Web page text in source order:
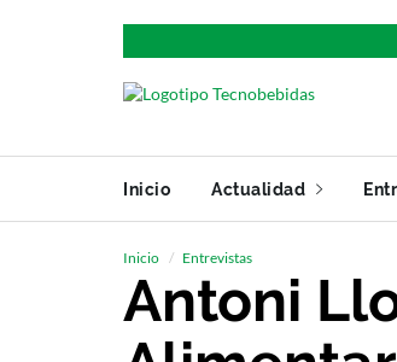
Inicio Actualidad
Inicio Entrevistas
Antoni